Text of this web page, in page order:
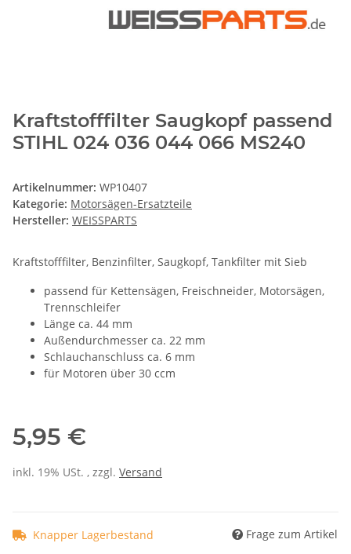
Kraftstofffilter Saugkopf passend
STIHL 024 036 044 066 MS240
Artikelnummer: WP10407
Kategorie: Motorsägen-Ersatzteile
Hersteller: WEISSPARTS
Kraftstofffilter, Benzinfilter, Saugkopf, Tankfilter mit Sieb
passend für Kettensägen, Freischneider, Motorsägen,
Trennschleifer
Länge ca. 44 mm
Außendurchmesser ca. 22 mm
Schlauchanschluss ca. 6 mm
für Motoren über 30 ccm
5,95 €
inkl. 19% USt. , zzgl. Versand
Knapper Lagerbestand Frage zum Artikel